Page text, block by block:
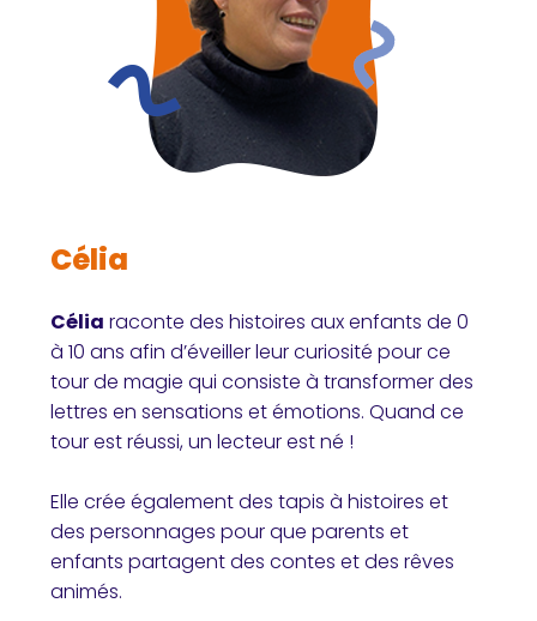
Célia
Célia raconte des histoires aux enfants de 0
à 10 ans afin d’éveiller leur curiosité pour ce
tour de magie qui consiste à transformer des
lettres en sensations et émotions. Quand ce
tour est réussi, un lecteur est né !
Elle crée également des tapis à histoires et
des personnages pour que parents et
enfants partagent des contes et des rêves
animés.